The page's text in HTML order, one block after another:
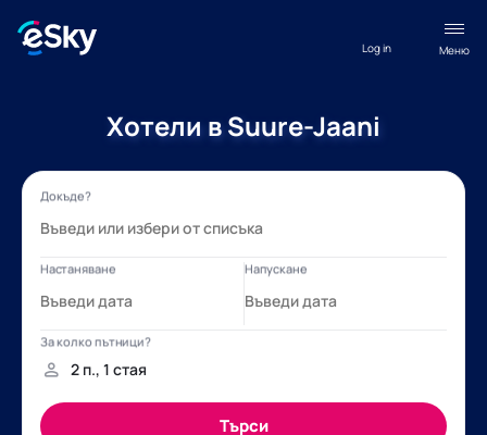
Меню
Log in
Хотели в Suure-Jaani